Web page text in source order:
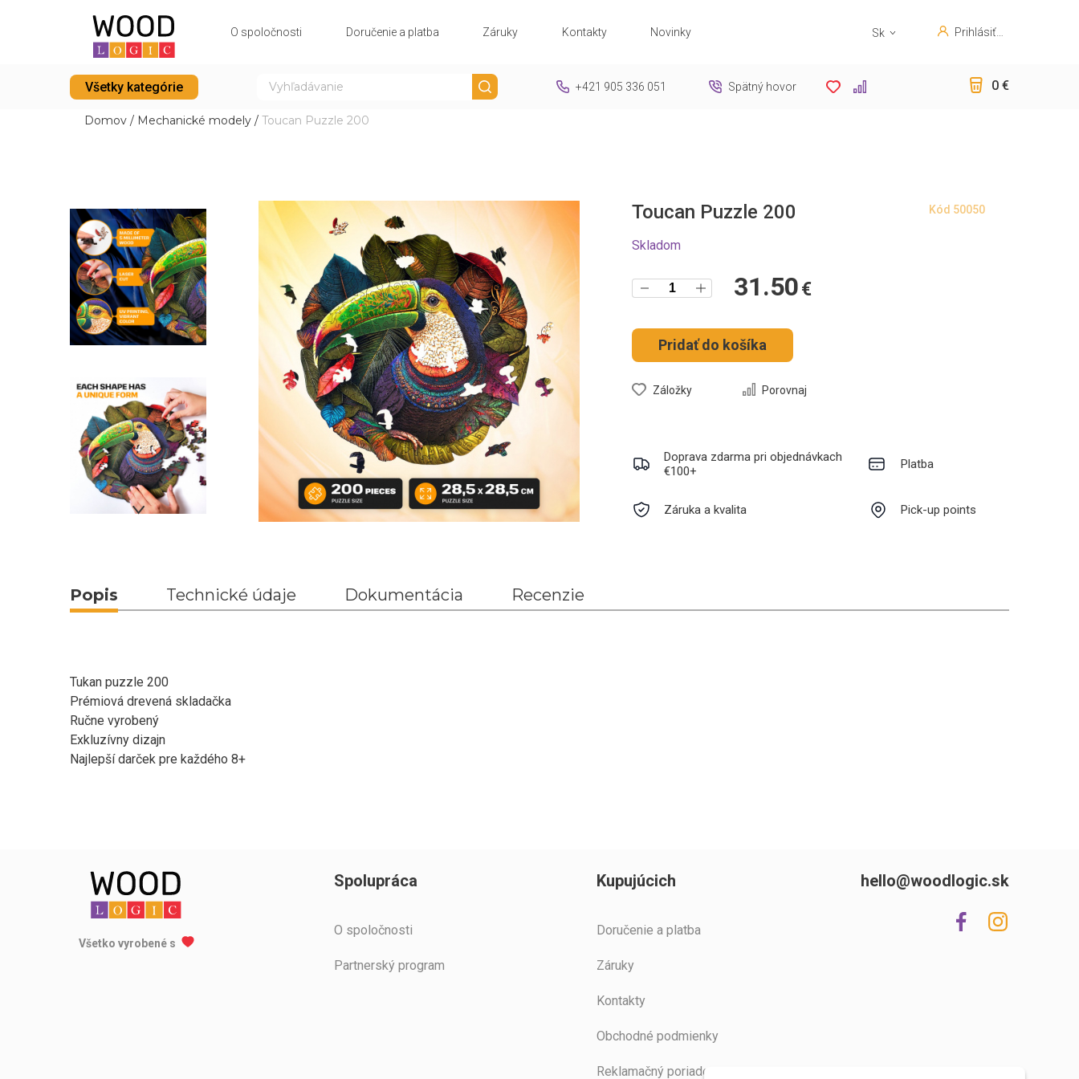
O spoločnosti Doručenie a platba Záruky Kontakty Novinky
Sk
Prihlásiť
Všetky kategórie +421 905 336 051 Spätný hovor 0 €
Domov / Mechanické modely / Toucan Puzzle 200
Kód 50050
Toucan Puzzle 200
Skladom
31.50€
Pridať do košíka
Záložky Porovnaj
Doprava zdarma pri objednávkach
€100+
Platba
Záruka a kvalita Pick-up points
Popis Technické údaje Dokumentácia Recenzie
Tukan puzzle 200
Prémiová drevená skladačka
Ručne vyrobený
Exkluzívny dizajn
Najlepší darček pre každého 8+
Všetko vyrobené s
Spolupráca
O spoločnosti
Partnerský program
Kupujúcich
Doručenie a platba
Záruky
Kontakty
Obchodné podmienky
Reklamačný poriadok
hello@woodlogic.sk